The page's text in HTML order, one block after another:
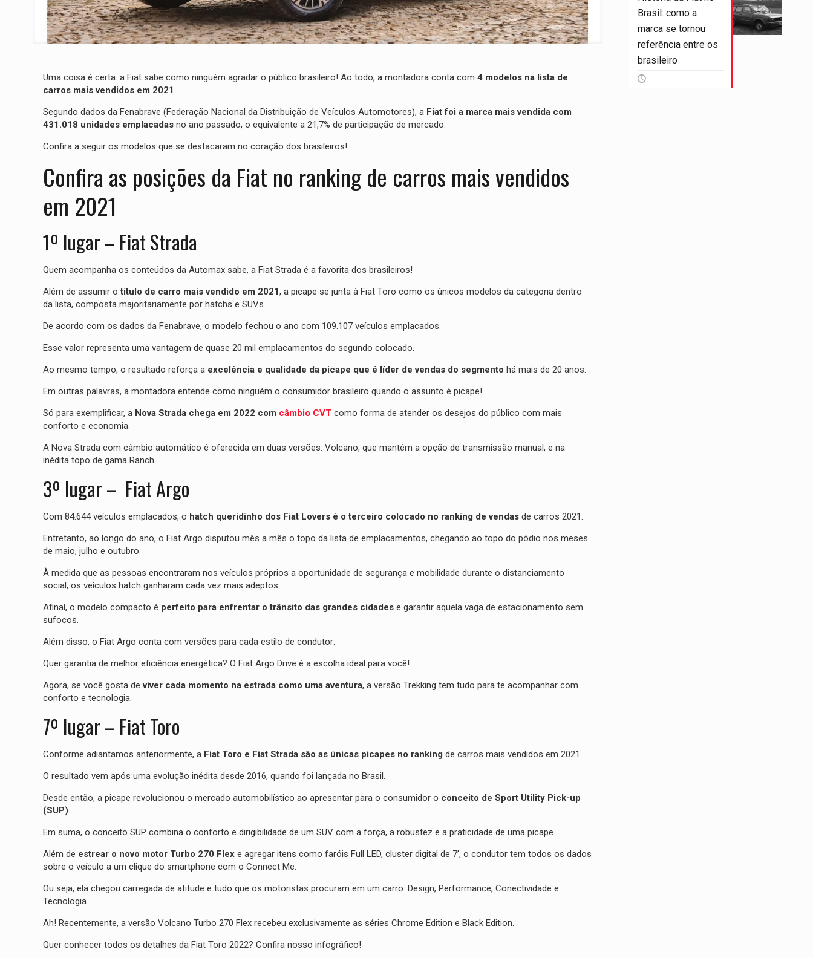
Uma coisa é certa: a Fiat sabe como ninguém agradar o público brasileiro! Ao todo, a montadora conta com 4 modelos na lista de
carros mais vendidos em 2021.
Segundo dados da Fenabrave (Federação Nacional da Distribuição de Veículos Automotores), a Fiat foi a marca mais vendida com
431.018 unidades emplacadasno ano passado, o equivalente a 21,7% de participação de mercado.
Confira a seguir os modelos que se destacaram no coração dos brasileiros!
Confira as posições da Fiat no ranking de carros mais vendidos
em 2021
1º lugar – Fiat Strada
Quem acompanha os conteúdos da Automax sabe, a Fiat Strada é a favorita dos brasileiros!
Além de assumir otítulo de carro mais vendido em 2021, a picape se junta à Fiat Toro como os únicos modelos da categoria dentro
da lista, composta majoritariamente por hatchs e SUVs.
De acordo com os dados da Fenabrave, o modelo fechou o ano com 109.107 veículos emplacados.
Esse valor representa uma vantagem de quase 20 mil emplacamentos do segundo colocado.
Ao mesmo tempo, o resultado reforça a excelência e qualidade da picape que é líder de vendas do segmento há mais de 20 anos.
Em outras palavras, a montadora entende como ninguém o consumidor brasileiro quando o assunto é picape!
Só para exemplificar, a Nova Strada chega em 2022 com câmbio CVTcomo forma de atender os desejos do público com mais
conforto e economia.
A Nova Strada com câmbio automático é oferecida em duas versões: Volcano, que mantém a opção de transmissão manual, e na
inédita topo de gama Ranch.
3º lugar – Fiat Argo
Com 84.644 veículos emplacados, o hatch queridinho dos Fiat Lovers é o terceiro colocado no ranking de vendasde carros 2021.
Entretanto, ao longo do ano, o Fiat Argo disputou mês a mês o topo da lista de emplacamentos, chegando ao topo do pódio nos meses
de maio, julho e outubro.
À medida que as pessoas encontraram nos veículos próprios a oportunidade de segurança e mobilidade durante o distanciamento
social, os veículos hatch ganharam cada vez mais adeptos.
Afinal, o modelo compacto é perfeito para enfrentar o trânsito das grandes cidadese garantir aquela vaga de estacionamento sem
sufocos.
Além disso, o Fiat Argo conta com versões para cada estilo de condutor:
Quer garantia de melhor eficiência energética? O Fiat Argo Drive é a escolha ideal para você!
Agora, se você gosta deviver cada momento na estrada como uma aventura, a versão Trekking tem tudo para te acompanhar com
conforto e tecnologia.
7º lugar – Fiat Toro
Conforme adiantamos anteriormente, a Fiat Toro e Fiat Strada são as únicas picapes no ranking de carros mais vendidos em 2021.
O resultado vem após uma evolução inédita desde 2016, quando foi lançada no Brasil.
Desde então, a picape revolucionou o mercado automobilístico ao apresentar para o consumidor o conceito de Sport Utility Pick-up
(SUP).
Em suma, o conceito SUP combina o conforto e dirigibilidade de um SUV com a força, a robustez e a praticidade de uma picape.
Além de estrear o novo motor Turbo 270 Flexe agregar itens como faróis Full LED, cluster digital de 7’, o condutor tem todos os dados
sobre o veículo a um clique do smartphone com o Connect Me.
Ou seja, ela chegou carregada de atitude e tudo que os motoristas procuram em um carro: Design, Performance, Conectividade e
Tecnologia.
Ah! Recentemente, a versão Volcano Turbo 270 Flex recebeu exclusivamente as séries Chrome Edition e Black Edition.
Quer conhecer todos os detalhes da Fiat Toro 2022? Confira nosso infográfico!
Brasil: como a
marca se tornou
referência entre os
brasileiro